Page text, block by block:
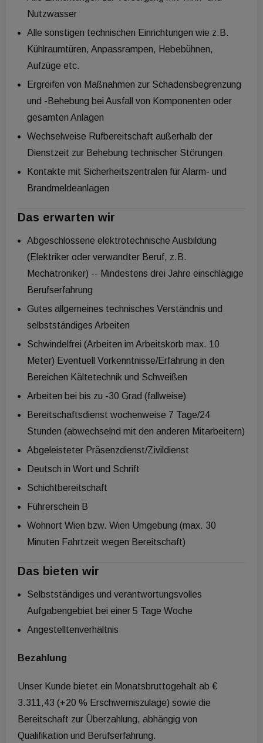
Nutzwasser
Alle sonstigen technischen Einrichtungen wie z.B.
Kühlraumtüren, Anpassrampen, Hebebühnen,
Aufzüge etc.
Ergreifen von Maßnahmen zur Schadensbegrenzung
und -Behebung bei Ausfall von Komponenten oder
gesamten Anlagen
Wechselweise Rufbereitschaft außerhalb der
Dienstzeit zur Behebung technischer Störungen
Kontakte mit Sicherheitszentralen für Alarm- und
Brandmeldeanlagen
Das erwarten wir
Abgeschlossene elektrotechnische Ausbildung
(Elektriker oder verwandter Beruf, z.B.
Mechatroniker) -- Mindestens drei Jahre einschlägige
Berufserfahrung
Gutes allgemeines technisches Verständnis und
selbstständiges Arbeiten
Schwindelfrei (Arbeiten im Arbeitskorb max. 10
Meter) Eventuell Vorkenntnisse/Erfahrung in den
Bereichen Kältetechnik und Schweißen
Arbeiten bei bis zu -30 Grad (fallweise)
Bereitschaftsdienst wochenweise 7 Tage/24
Stunden (abwechselnd mit den anderen Mitarbeitern)
Abgeleisteter Präsenzdienst/Zivildienst
Deutsch in Wort und Schrift
Schichtbereitschaft
Führerschein B
Wohnort Wien bzw. Wien Umgebung (max. 30
Minuten Fahrtzeit wegen Bereitschaft)
Das bieten wir
Selbstständiges und verantwortungsvolles
Aufgabengebiet bei einer 5 Tage Woche
Angestelltenverhältnis
Bezahlung
Unser Kunde bietet ein Monatsbruttogehalt ab €
3.311,43 (+20 % Erschwerniszulage) sowie die
Bereitschaft zur Überzahlung, abhängig von
Qualifikation und Berufserfahrung.